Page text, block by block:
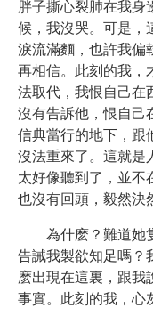
胖子撕心裂肺在我身
候，我沒哭。可是，
淚流滿麵，也許我偏
再相信。此刻的我，
法取代，我恨自己在
沒有告訴他，恨自己
信典當行的地下，跟
沒法重來了。這就是
太好像聽到了，並不
也沒有回頭，毅然決
為什麽？難道她
告誡我製欲知足嗎？
麽出現在這裏，跟我
事實。此刻的我，心